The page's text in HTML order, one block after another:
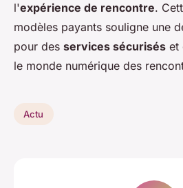
l'expérience de rencontre.
modèles payants souligne une
pour des services sécurisés et
le monde numérique des
Actu